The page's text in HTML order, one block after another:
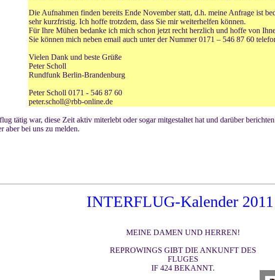
Die Aufnahmen finden bereits Ende November statt, d.h. meine Anfrage ist
sehr kurzfristig. Ich hoffe trotzdem, dass Sie mir weiterhelfen können.
Für Ihre Mühen bedanke ich mich schon jetzt recht herzlich und hoffe von
Sie können mich neben email auch unter der Nummer 0171 – 546 87 60
Vielen Dank und beste Grüße
Peter Scholl
Rundfunk Berlin-Brandenburg
Peter Scholl 0171 - 546 87 60
peter.scholl@rbb-online.de
tätig war, diese Zeit aktiv miterlebt oder sogar mitgestaltet hat und darüber
aber bei uns zu melden.
INTERFLUG-Kalender 2011
MEINE DAMEN UND HERREN!
REPROWINGS GIBT DIE ANKUNFT DES
FLUGES
IF 424 BEKANNT.